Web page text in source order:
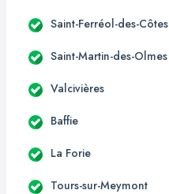
Saint-Ferréol-des-Côtes
Saint-Martin-des-Olmes
Valcivières
Baffie
La Forie
Tours-sur-Meymont